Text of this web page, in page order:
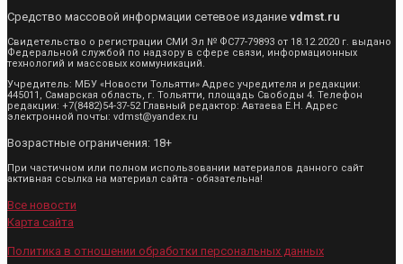
Средство массовой информации сетевое издание vdmst.ru
Свидетельство о регистрации СМИ Эл № ФС77-79893 от 18.12.2020 г. выдано
Федеральной службой по надзору в сфере связи, информационных
технологий и массовых коммуникаций.
Учредитель: МБУ «Новости Тольятти» Адрес учредителя и редакции:
445011, Самарская область, г. Тольятти, площадь Свободы 4. Телефон
редакции: +7(8482)54-37-52 Главный редактор: Автаева Е.Н. Адрес
электронной почты: vdmst@yandex.ru
Возрастные ограничения: 18+
При частичном или полном использовании материалов данного сайт
активная ссылка на материал сайта - обязательна!
Все новости
Карта сайта
Политика в отношении обработки персональных данных